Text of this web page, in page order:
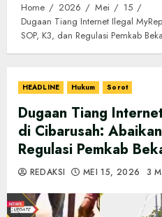
Home 2026 Mei
15
Dugaan Tiang Internet Ilegal
SOP, K3, dan Regulasi Pemkab
HEADLINE Hukum Sorot
Dugaan Tiang
di Cibarusah:
Regulasi Pemkab
REDAKSI MEI 15, 2026 3